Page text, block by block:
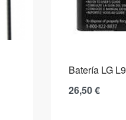
Batería LG L9
26,50€